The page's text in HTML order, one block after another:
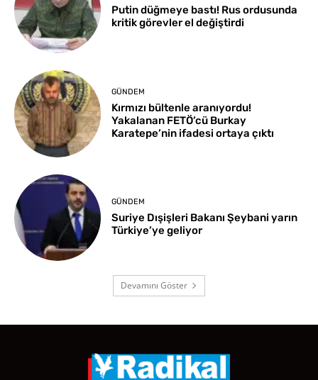
Putin düğmeye bastı! Rus ordusunda
kritik görevler el değiştirdi
GÜNDEM
Kırmızı bültenle aranıyordu!
Yakalanan FETÖ’cü Burkay
Karatepe’nin ifadesi ortaya çıktı
GÜNDEM
Suriye Dışişleri Bakanı Şeybani yarın
Türkiye’ye geliyor
Devamını Göster